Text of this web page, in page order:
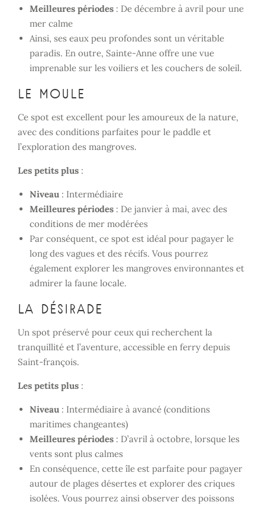
Meilleures périodes : De décembre à avril pour une
mer calme
Ainsi, ses eaux peu profondes sont un véritable
paradis. En outre, Sainte-Anne offre une vue
imprenable sur les voiliers et les couchers de soleil.
Le Moule
Ce spot est excellent pour les amoureux de la nature,
avec des conditions parfaites pour le paddle et
l’exploration des mangroves.
Les petits plus :
Niveau : Intermédiaire
Meilleures périodes : De janvier à mai, avec des
conditions de mer modérées
Par conséquent, ce spot est idéal pour pagayer le
long des vagues et des récifs. Vous pourrez
également explorer les mangroves environnantes et
admirer la faune locale.
La Désirade
Un spot préservé pour ceux qui recherchent la
tranquillité et l’aventure, accessible en ferry depuis
Saint-françois.
Les petits plus :
Niveau : Intermédiaire à avancé (conditions
maritimes changeantes)
Meilleures périodes : D’avril à octobre, lorsque les
vents sont plus calmes
En conséquence, cette île est parfaite pour pagayer
autour de plages désertes et explorer des criques
isolées. Vous pourrez ainsi observer des poissons